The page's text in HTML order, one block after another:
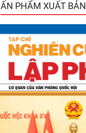
ẤN PHẨM XUẤT BẢN